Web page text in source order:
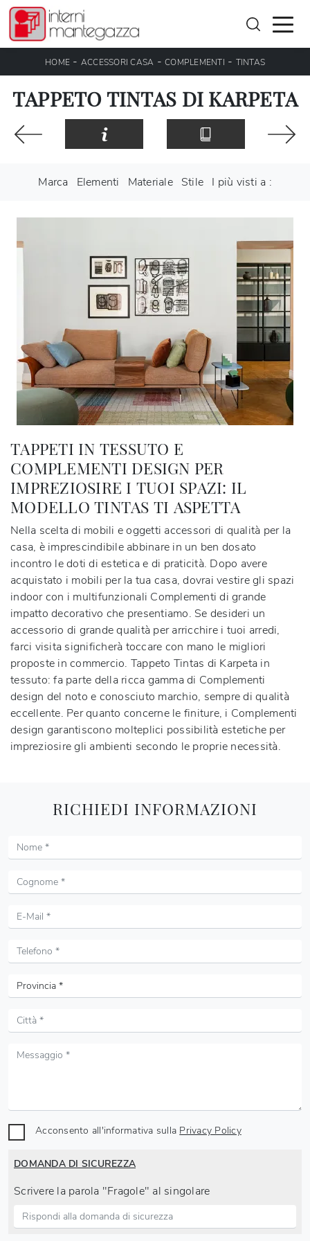
HOME - ACCESSORI CASA - COMPLEMENTI - TINTAS
TAPPETO TINTAS DI KARPETA
Marca Elementi Materiale Stile I più visti a :
TAPPETI IN TESSUTO E
COMPLEMENTI DESIGN PER
IMPREZIOSIRE I TUOI SPAZI: IL
MODELLO TINTAS TI ASPETTA
Nella scelta di mobili e oggetti accessori di qualità per la
casa, è imprescindibile abbinare in un ben dosato
incontro le doti di estetica e di praticità. Dopo avere
acquistato i mobili per la tua casa, dovrai vestire gli spazi
indoor con i multifunzionali Complementi di grande
impatto decorativo che presentiamo. Se desideri un
accessorio di grande qualità per arricchire i tuoi arredi,
farci visita significherà toccare con mano le migliori
proposte in commercio. Tappeto Tintas di Karpeta in
tessuto: fa parte della ricca gamma di Complementi
design del noto e conosciuto marchio, sempre di qualità
eccellente. Per quanto concerne le finiture, i Complementi
design garantiscono molteplici possibilità estetiche per
impreziosire gli ambienti secondo le proprie necessità.
RICHIEDI INFORMAZIONI
Acconsento all'informativa sulla Privacy Policy
DOMANDA DI SICUREZZA
Scrivere la parola "Fragole" al singolare